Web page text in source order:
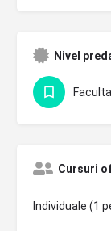
Nivel
Cursuri
Individuale (1